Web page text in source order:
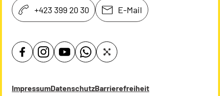
+423 399 20 30 E-Mail
ImpressumDatenschutzBarrierefreiheit